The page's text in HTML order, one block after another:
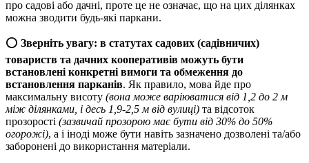
про садові або дачні, проте це не означає, що на цих ділянках
можна зводити будь-які паркани.
⭕️ Зверніть увагу: в статутах садових (садівничих)
товариств та дачних кооперативів можуть бути
встановлені конкретні вимоги та обмеження до
встановлення парканів. Як правило, мова йде про
максимальну висоту (вона може варіюватися від 1,2 до 2 м
між ділянками, і десь 1,9-2,5 м від вулиці) та відсоток
прозорості (зазвичай прозорою має бути від 30% до 50%
огорожі), а і іноді може бути навіть зазначено дозволені та/або
заборонені до використання матеріали.